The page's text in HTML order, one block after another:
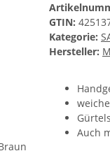
GTIN:
Kategorie:
Hersteller:
Auch